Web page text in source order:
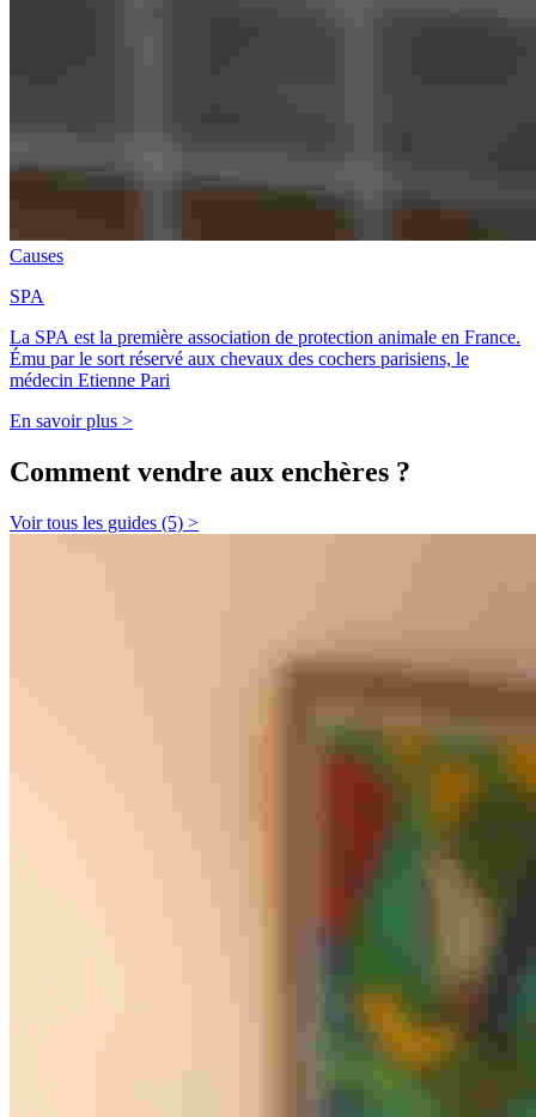
Causes
SPA
La SPA est la première association de protection animale en France.
Ému par le sort réservé aux chevaux des cochers parisiens, le
médecin Etienne Pari
En savoir plus >
Comment vendre aux enchères ?
Voir tous les guides (5) >